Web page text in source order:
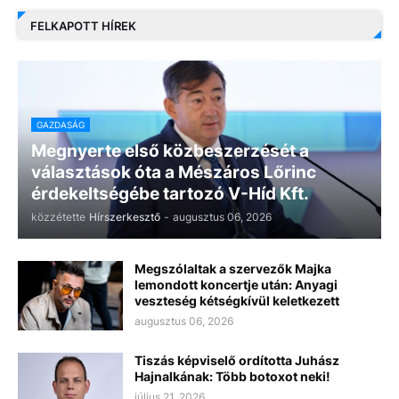
FELKAPOTT HÍREK
GAZDASÁG
Megnyerte első közbeszerzését a
választások óta a Mészáros Lőrinc
érdekeltségébe tartozó V-Híd Kft.
közzétette Hírszerkesztő - augusztus 06, 2026
Megszólaltak a szervezők Majka
lemondott koncertje után: Anyagi
veszteség kétségkívül keletkezett
augusztus 06, 2026
Tiszás képviselő ordította Juhász
Hajnalkának: Több botoxot neki!